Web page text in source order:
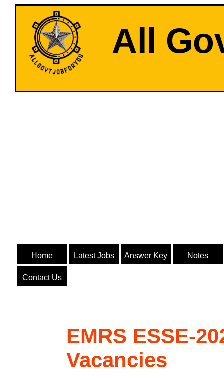
All
Home Latest Jobs Answer Key Notes
Contact Us
EMRS ESSE-
Vacancies